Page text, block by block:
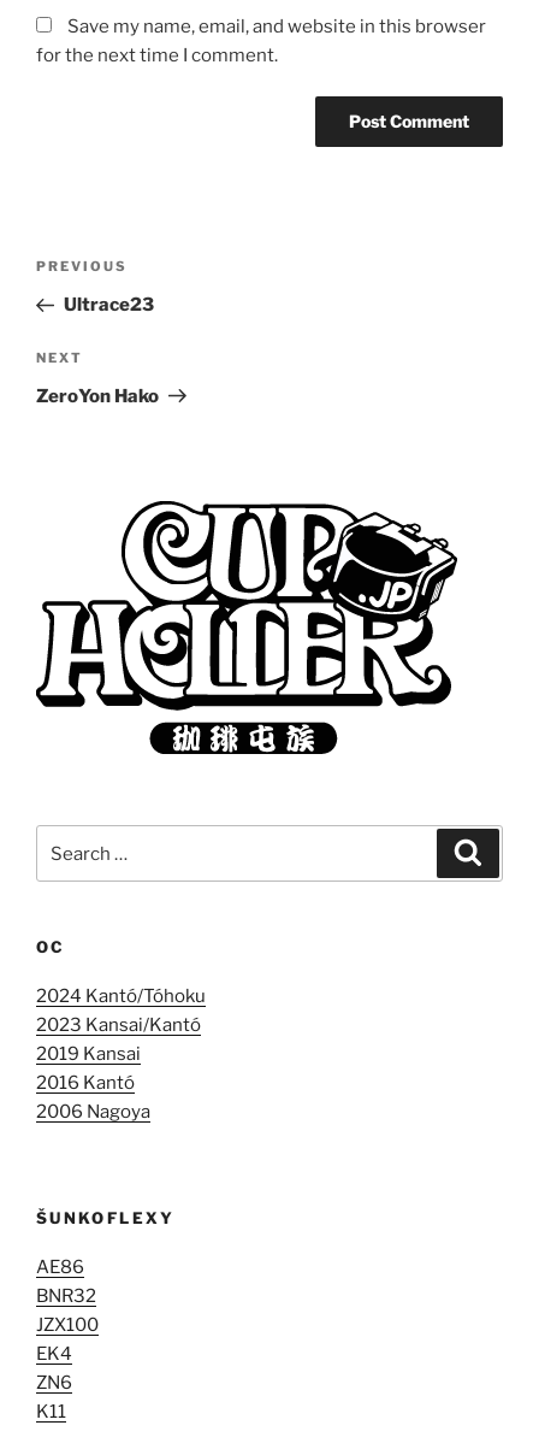
Save my name, email, and website in this browser
for the next time I comment.
Previous
Post
PREVIOUS
Ultrace23
Next
Post
NEXT
ZeroYon Hako
for:
OC
2024 Kantó/Tóhoku
2023 Kansai/Kantó
2019 Kansai
2016 Kantó
2006 Nagoya
ŠUNKOFLEXY
AE86
BNR32
JZX100
EK4
ZN6
K11